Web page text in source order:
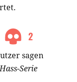
2
sagen
Hass-Serie